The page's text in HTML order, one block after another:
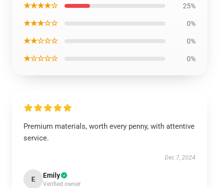
★★★★☆ 25%
★★★☆☆ 0%
★★☆☆☆ 0%
★☆☆☆☆ 0%
Premium materials, worth every penny, with attentive
service.
Dec 7, 2024
E Emily
Verified owner